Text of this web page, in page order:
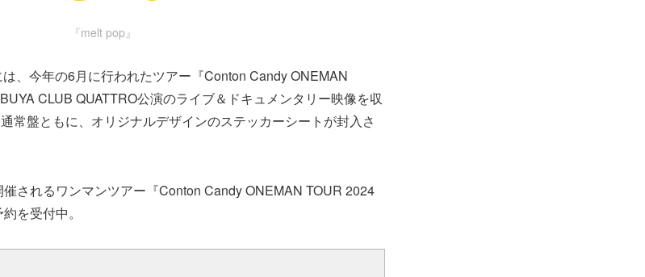
『melt pop』
、今年の6月に行われたツアー『Conton Candy ONEMAN
CLUB QUATTRO公演のライブ＆ドキュメンタリー映像を収
常盤ともに、オリジナルデザインのステッカーシートが封入さ
されるワンマンツアー『Conton Candy ONEMAN TOUR 2024
を受付中。